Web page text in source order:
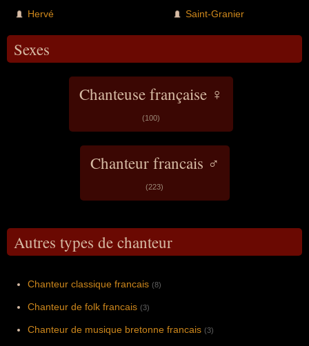
Hervé
Saint-Granier
Sexes
Chanteuse française ♀
(100)
Chanteur francais ♂
(223)
Autres types de chanteur
Chanteur classique francais (8)
Chanteur de folk francais (3)
Chanteur de musique bretonne francais (3)